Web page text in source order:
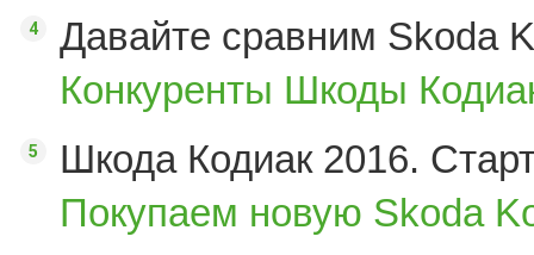
Давайте сравним Skoda
Конкуренты Шкоды
Шкода Кодиак 2016.
Покупаем новую Skoda